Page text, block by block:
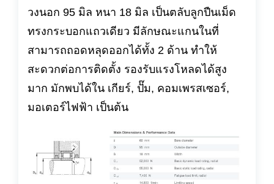
วงนอก 95 มิล หนา 18 มิล เป็นตลับลูกปืนเม็ด
ทรงกระบอกแถวเดียว มีลักษณะแกนในที่
สามารถถอดหลุดออกได้ทั้ง 2 ด้าน ทำให้
สะดวกต่อการติดตั้ง รองรับแรงโหลดได้สูง
มาก มักพบได้ใน เกียร์, ปั๊ม, คอมเพรสเซอร์,
มอเตอร์ไฟฟ้า เป็นต้น